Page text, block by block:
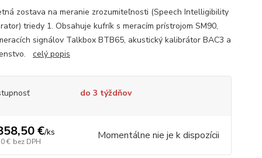
zostava na meranie zrozumiteľnosti (Speech Intelligibility
triedy 1. Obsahuje kufrík s meracím prístrojom SM90,
signálov Talkbox BTB65, akustický kalibrátor BAC3 a
celý popis
do 3 týždňov
€/ks
€ bez DPH Momentálne nie je k dispozícii